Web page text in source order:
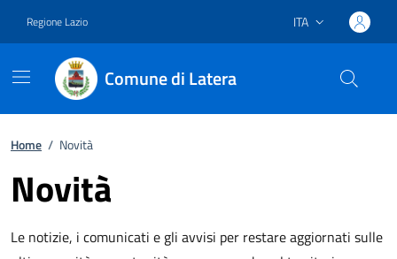
Regione Lazio Lingua attiva:
ITA
Comune di Latera
Home / Novità
Novità
Le notizie, i comunicati e gli avvisi per restare aggiornati sulle